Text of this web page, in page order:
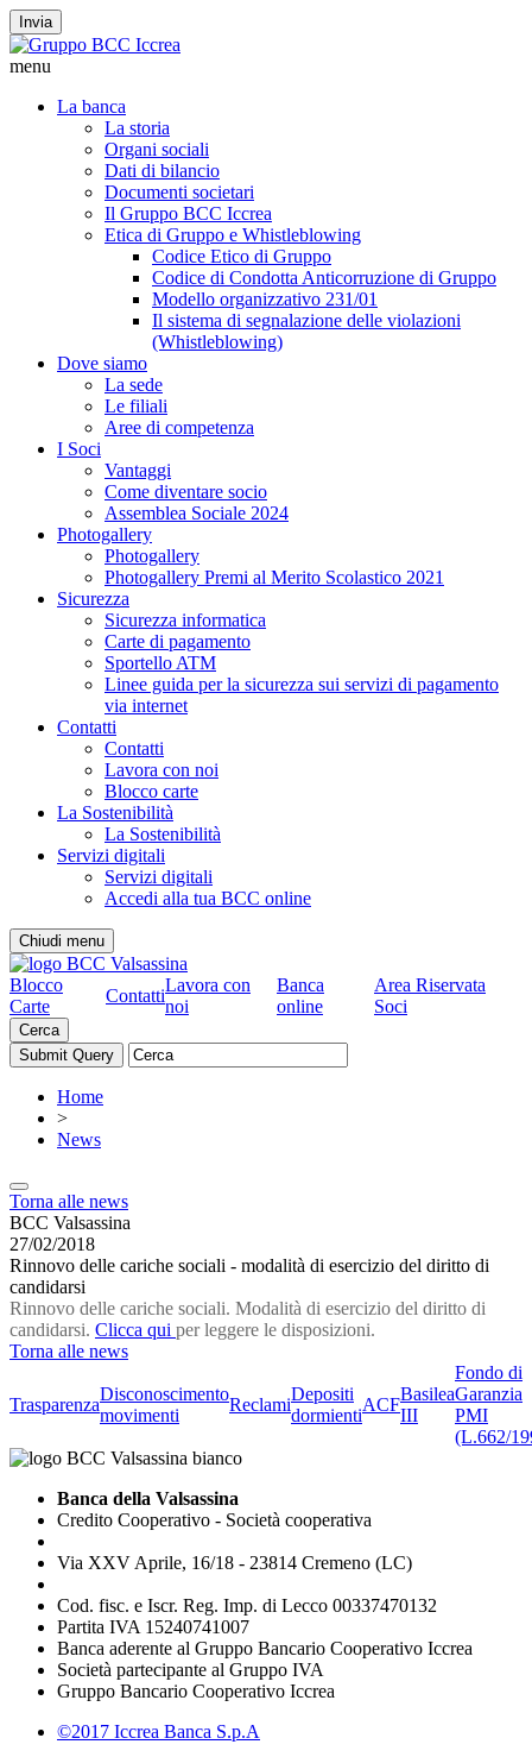
Invia
menu
La banca
La storia
Organi sociali
Dati di bilancio
Documenti societari
Il Gruppo BCC Iccrea
Etica di Gruppo e Whistleblowing
Codice Etico di Gruppo
Codice di Condotta Anticorruzione di Gruppo
Modello organizzativo 231/01
Il sistema di segnalazione delle violazioni
(Whistleblowing)
Dove siamo
La sede
Le filiali
Aree di competenza
I Soci
Vantaggi
Come diventare socio
Assemblea Sociale 2024
Photogallery
Photogallery
Photogallery Premi al Merito Scolastico 2021
Sicurezza
Sicurezza informatica
Carte di pagamento
Sportello ATM
Linee guida per la sicurezza sui servizi di pagamento
via internet
Contatti
Contatti
Lavora con noi
Blocco carte
La Sostenibilità
La Sostenibilità
Servizi digitali
Servizi digitali
Accedi alla tua BCC online
Chiudi menu
Blocco
Carte
Contatti
Lavora con
noi
Banca
online
Area Riservata
Soci
Cerca
Home
>
News
Torna alle news
BCC Valsassina
27/02/2018
Rinnovo delle cariche sociali - modalità di esercizio del diritto di
candidarsi
Rinnovo delle cariche sociali. Modalità di esercizio del diritto di
candidarsi. Clicca qui per leggere le disposizioni.
Torna alle news
Trasparenza
Disconoscimento
movimenti
Reclami
Depositi
dormienti
ACF
Basilea
III
Fondo di
Garanzia
PMI
(L.662/
Banca della Valsassina
Credito Cooperativo - Società cooperativa
Via XXV Aprile, 16/18 - 23814 Cremeno (LC)
Cod. fisc. e Iscr. Reg. Imp. di Lecco 00337470132
Partita IVA 15240741007
Banca aderente al Gruppo Bancario Cooperativo Iccrea
Società partecipante al Gruppo IVA
Gruppo Bancario Cooperativo Iccrea
©2017 Iccrea Banca S.p.A